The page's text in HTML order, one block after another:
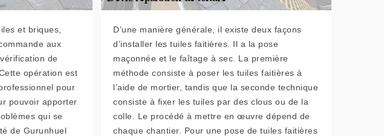
et briques,
aux
de
opération est
pour
pouvoir apporter
qui se
de Gurunhuel
D’une manière générale, il existe deux façons
d’installer les tuiles faitières. Il a la pose
maçonnée et le faîtage à sec. La première
méthode consiste à poser les tuiles faitières à
l’aide de mortier, tandis que la seconde technique
consiste à fixer les tuiles par des clous ou de la
colle. Le procédé à mettre en œuvre dépend de
chaque chantier. Pour une pose de tuiles faitières